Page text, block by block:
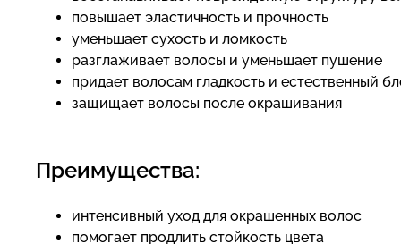
повышает эластичность и прочность
уменьшает сухость и ломкость
разглаживает волосы и уменьшает пушение
придает волосам гладкость и естественный
защищает волосы после окрашивания
Преимущества:
интенсивный уход для окрашенных волос
помогает продлить стойкость цвета